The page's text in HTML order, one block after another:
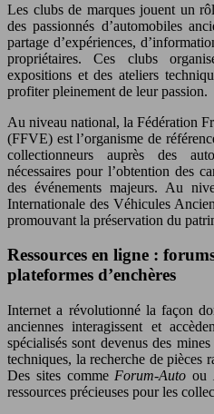
Les clubs de marques jouent un
des passionnés d’automobiles
partage d’expériences,
propriétaires. Ces clubs
expositions et des ateliers
profiter pleinement de leur passion.
Au niveau national, la Fédération
(FFVE) est l’organisme de
collectionneurs auprès des
nécessaires pour l’obtention des
des événements majeurs. Au
Internationale des Véhicules
promouvant la préservation du
Ressources en ligne :
plateformes d’enchères
Internet a révolutionné la façon
anciennes interagissent et
spécialisés sont devenus des
techniques, la recherche de pièces
Des sites comme Forum-Auto ou
ressources précieuses pour les